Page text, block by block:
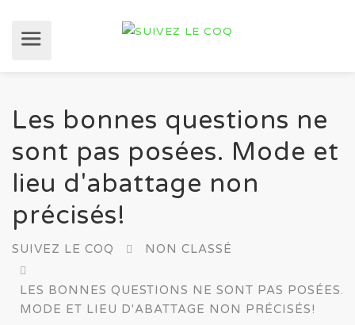
Les bonnes questions ne
sont pas posées. Mode et
lieu d'abattage non
précisés!
SUIVEZ LE COQ NON CLASSÉ
LES BONNES QUESTIONS NE SONT PAS POSÉES.
MODE ET LIEU D'ABATTAGE NON PRÉCISÉS!